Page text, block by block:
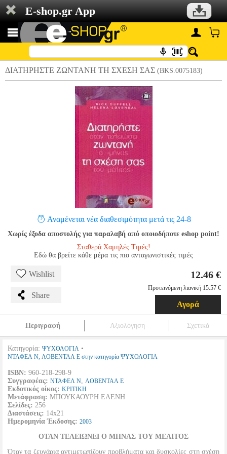
E-shop.gr App
ΔΙΑΤΗΡΗΣΤΕ ΖΩΝΤΑΝΗ ΤΗ ΣΧΕΣΗ ΣΑΣ (BKS.0075183)
Αναμένεται νέα διαθεσιμότητα μετά τις 24-8
Χωρίς έξοδα αποστολής για παραλαβή από οποιοδήποτε eshop point!
Σταθερά Χαμηλές Τιμές!
Εδώ θα βρείτε κάθε μέρα τις πιο ανταγωνιστικές τιμές
Wishlist
Share
12.46 €
Προτεινόμενη λιανική 15.57 €
Αγορά
Περιγραφή Αξιολόγηση Σχετικά
Κατηγορία: ΨΥΧΟΛΟΓΙΑ •
ΝΤΑΦΕΛ Ν, ΛΟΒΕΝΤΑΛ Ε στην κατηγορία ΨΥΧΟΛΟΓΙΑ
ISBN: 960-218-298-9
Συγγραφέας: ΝΤΑΦΕΛ Ν, ΛΟΒΕΝΤΑΛ Ε
Εκδοτικός οίκος: ΚΡΙΤΙΚΗ
Μετάφραση: ΜΠΟΥΚΑΟΥΡΗ ΕΛΕΝΗ
Σελίδες: 256
Διαστάσεις: 14x21
Ημερομηνία Έκδοσης: 2003
ΟΤΑΝ ΤΕΛΕΙΩΝΕΙ Ο ΜΗΝΑΣ ΤΟΥ ΜΕΛΙΤΟΣ
Όταν τα ζευγάρια αντιμετωπίζουν προβλήματα και δυσκολίες στη σχέση